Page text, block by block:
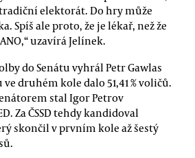
elektorát. Do hry může
Spíš ale proto, že je lékař, než že
uzavírá Jelínek.
do Senátu vyhrál Petr Gawlas
ve druhém kole dalo 51,41 % voličů.
stal Igor Petrov
Za ČSSD tehdy kandidoval
skončil v prvním kole až šestý